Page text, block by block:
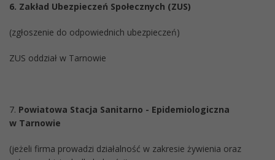
6. Zakład Ubezpieczeń Społecznych (ZUS)
(zgłoszenie do odpowiednich ubezpieczeń)
ZUS oddział w Tarnowie
7. Powiatowa Stacja Sanitarno - Epidemiologiczna
w Tarnowie
(jeżeli firma prowadzi działalność w zakresie żywienia oraz